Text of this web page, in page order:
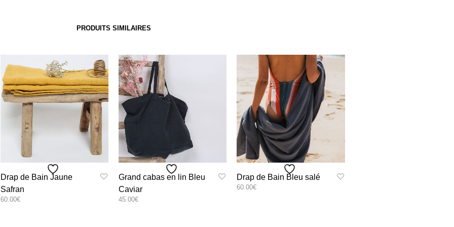
PRODUITS SIMILAIRES
Drap de Bain Jaune
Safran
60.00€
Grand cabas en lin Bleu
Caviar
45.00€
Drap de Bain Bleu salé
60.00€